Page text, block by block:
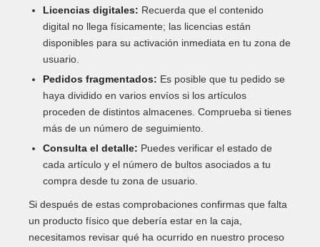
Licencias digitales: Recuerda que el contenido
digital no llega físicamente; las licencias están
disponibles para su activación inmediata en tu zona de
usuario.
Pedidos fragmentados: Es posible que tu pedido se
haya dividido en varios envíos si los artículos
proceden de distintos almacenes. Comprueba si tienes
más de un número de seguimiento.
Consulta el detalle: Puedes verificar el estado de
cada artículo y el número de bultos asociados a tu
compra desde tu zona de usuario.
Si después de estas comprobaciones confirmas que falta
un producto físico que debería estar en la caja,
necesitamos revisar qué ha ocurrido en nuestro proceso